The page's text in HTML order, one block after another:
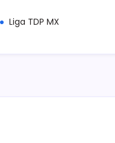
Liga TDP MX